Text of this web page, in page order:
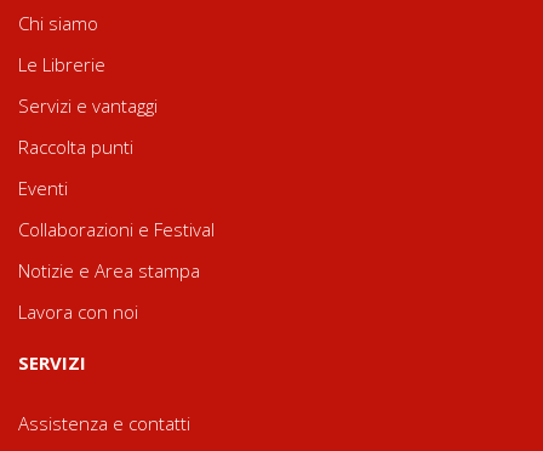
Chi siamo
Le Librerie
Servizi e vantaggi
Raccolta punti
Eventi
Collaborazioni e Festival
Notizie e Area stampa
Lavora con noi
SERVIZI
Assistenza e contatti